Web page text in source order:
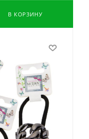
В КОРЗИНУ